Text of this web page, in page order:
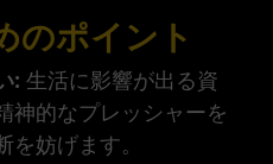
のポイント
: 生活に影響が出る資
神的なプレッシャーを
妨げます。